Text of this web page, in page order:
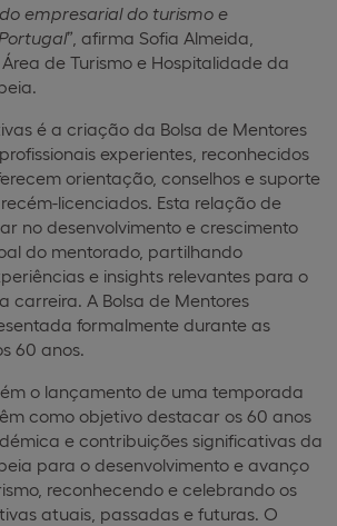
empresarial do turismo e
”, afirma Sofia Almeida,
de Turismo e Hospitalidade da
é a criação da Bolsa de Mentores
experientes, reconhecidos
orientação, conselhos e suporte
licenciados. Esta relação de
no desenvolvimento e crescimento
do mentorado, partilhando
e insights relevantes para o
carreira. A Bolsa de Mentores
formalmente durante as
60 anos.
o lançamento de uma temporada
como objetivo destacar os 60 anos
e contribuições significativas da
para o desenvolvimento e avanço
reconhecendo e celebrando os
atuais, passadas e futuras. O